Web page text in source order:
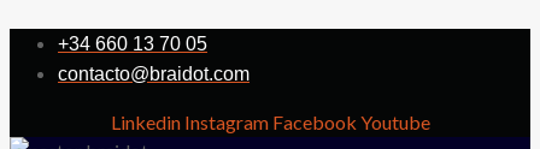
+34 660 13 70 05
contacto@braidot.com
Linkedin Instagram Facebook Youtube